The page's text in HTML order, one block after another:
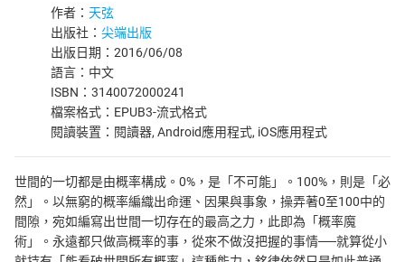
作者： 天弦
出版社： 尖端出版
出版日期：2016/06/08
語言：中文
ISBN：3140072000241
檔案格式：EPUB3-流式格式
閱讀裝置：閱讀器, Android應用程式, iOS應用程式
世間的一切都是由概率構成。0%，是「不可能」。100%，則是「必
然」。以無窮的概率編織出命運、因果與事象，操弄著0至100中的
間隙，宛如編寫出世間一切存在的最高之力，此即為「概率魔
術」。永遠都只做高概率的事，從來不做沒把握的事情──就算從小